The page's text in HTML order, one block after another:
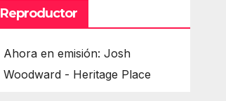
Reproductor
Ahora en emisión: Josh
Woodward - Heritage Place